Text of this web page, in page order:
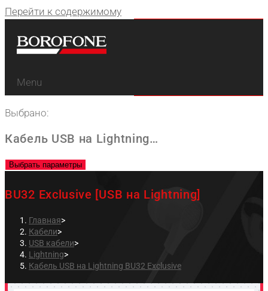
Перейти к содержимому
Menu
Выбрано:
Кабель USB на Lightning…
Выбрать параметры
BU32 Exclusive [USB на Lightning]
Главная>
Кабели>
USB кабели>
Lightning>
Кабель USB на Lightning BU32 Exclusive